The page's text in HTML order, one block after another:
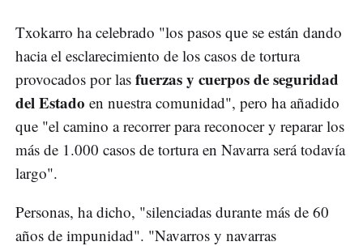
Txokarro ha celebrado "los pasos que se están dando
hacia el esclarecimiento de los casos de tortura
provocados por las fuerzas y cuerpos de seguridad
del Estado en nuestra comunidad", pero ha añadido
que "el camino a recorrer para reconocer y reparar los
más de 1.000 casos de tortura en Navarra será todavía
largo".
Personas, ha dicho, "silenciadas durante más de 60
años de impunidad". "Navarros y navarras